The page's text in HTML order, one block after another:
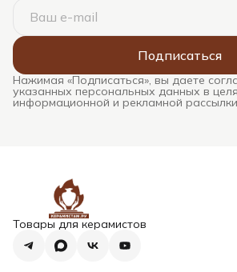
Подписаться
Нажимая «Подписаться», вы даете
указанных персональных данных в
информационной и рекламной рассылки
Товары для керамистов